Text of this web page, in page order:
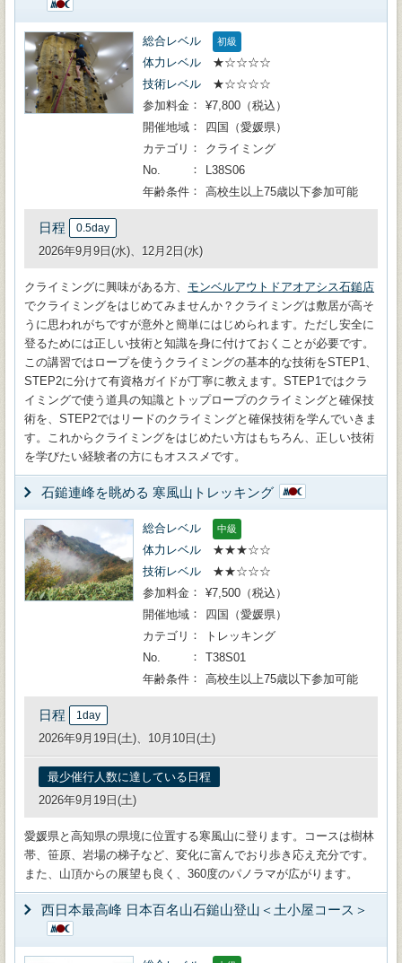
総合レベル 初級
体力レベル
★☆☆☆☆
技術レベル
★☆☆☆☆
参加料金
¥7,800（税込）
開催地域
四国（愛媛県）
カテゴリ
クライミング
No.
L38S06
年齢条件
高校生以上75歳以下参加可能
日程 0.5day
2026年9月9日(水)、12月2日(水)
クライミングに興味がある方、 モンベルアウトドアオアシス石鎚店
でクライミングをはじめてみませんか？クライミングは敷居が高そ
うに思われがちですが意外と簡単にはじめられます。ただし安全に
登るためには正しい技術と知識を身に付けておくことが必要です。
この講習ではロープを使うクライミングの基本的な技術をSTEP1、
STEP2に分けて有資格ガイドが丁寧に教えます。STEP1ではクラ
イミングで使う道具の知識とトップロープのクライミングと確保技
術を、STEP2ではリードのクライミングと確保技術を学んでいきま
す。これからクライミングをはじめたい方はもちろん、正しい技術
を学びたい経験者の方にもオススメです。
石鎚連峰を眺める 寒風山トレッキング
総合レベル 中級
体力レベル
★★★☆☆
技術レベル
★★☆☆☆
参加料金
¥7,500（税込）
開催地域
四国（愛媛県）
カテゴリ
トレッキング
No.
T38S01
年齢条件
高校生以上75歳以下参加可能
日程 1day
2026年9月19日(土)、10月10日(土)
最少催行人数に達している日程
2026年9月19日(土)
愛媛県と高知県の県境に位置する寒風山に登ります。コースは樹林
帯、笹原、岩場の梯子など、変化に富んでおり歩き応え充分です。
また、山頂からの展望も良く、360度のパノラマが広がります。
西日本最高峰 日本百名山石鎚山登山＜土小屋コース＞